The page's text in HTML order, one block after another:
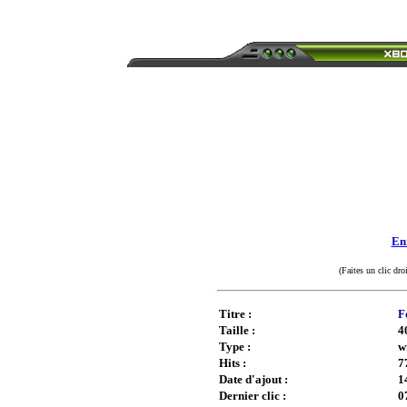
(Faites un clic
Titre :
Taille :
Type :
Hits :
Date d'ajout :
Dernier clic :